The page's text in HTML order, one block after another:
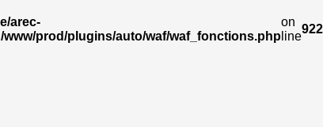
arec-
www/prod/plugins/auto/waf/waf_fonctions.php
on
line
922